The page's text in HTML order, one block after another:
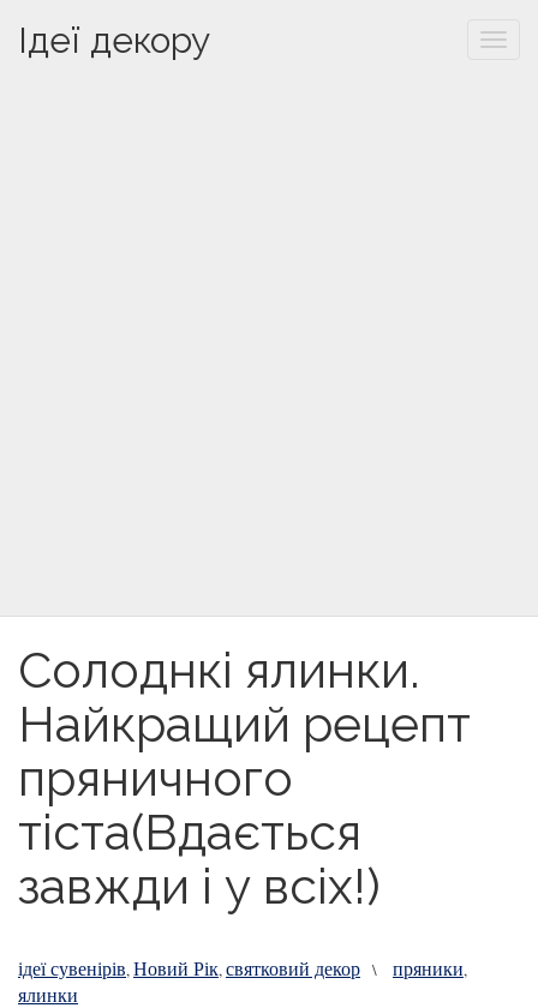
Ідеї декору
Солоднкі ялинки.
Найкращий рецепт
пряничного
тіста(Вдається
завжди і у всіх!)
ідеї сувенірів,Новий Рік,святковий декор \ пряники,
ялинки